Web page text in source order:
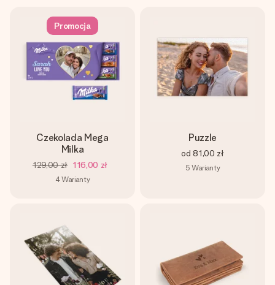
Promocja
Czekolada Mega
Milka
129,00 zł 116,00 zł
4Warianty
Puzzle
od 81,00 zł
5 Warianty